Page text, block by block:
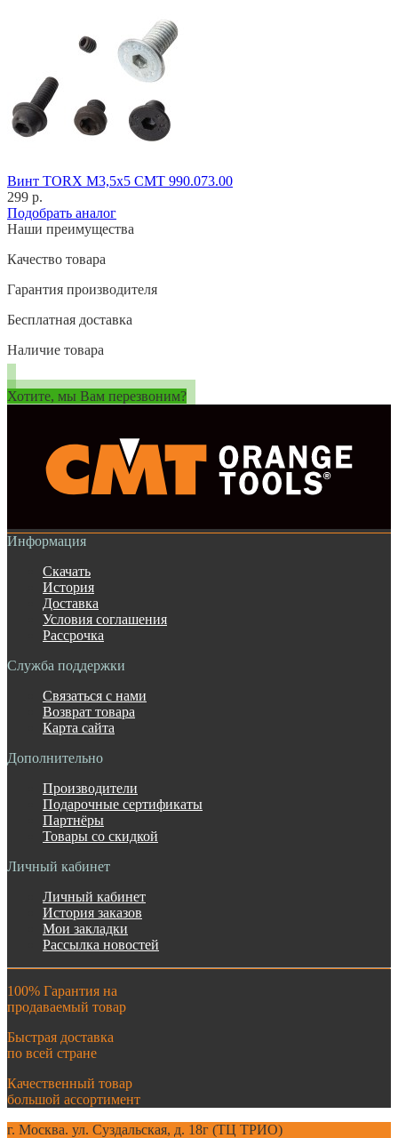
Винт TORX M3,5x5 CMT 990.073.00
299 р.
Подобрать аналог
Наши преимущества
Качество товара
Гарантия производителя
Бесплатная доставка
Наличие товара
Хотите, мы Вам перезвоним?
Информация
Скачать
История
Доставка
Условия соглашения
Рассрочка
Служба поддержки
Связаться с нами
Возврат товара
Карта сайта
Дополнительно
Производители
Подарочные сертификаты
Партнёры
Товары со скидкой
Личный кабинет
Личный кабинет
История заказов
Мои закладки
Рассылка новостей
100% Гарантия на
продаваемый товар
Быстрая доставка
по всей стране
Качественный товар
большой ассортимент
г. Москва. ул. Суздальская, д. 18г (ТЦ ТРИО)